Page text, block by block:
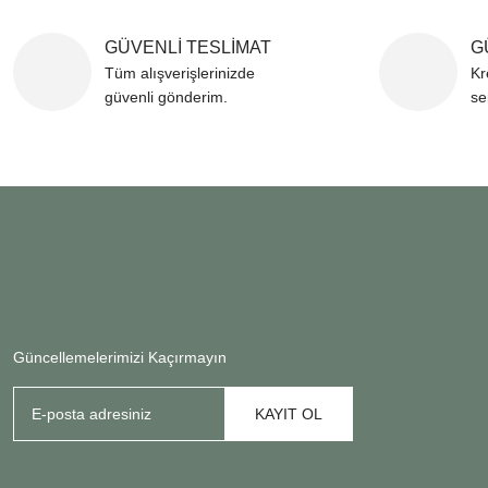
GÜVENLİ TESLİMAT
Tüm alışverişlerinizde
güvenli gönderim.
Güncellemelerimizi Kaçırmayın
KAYIT OL